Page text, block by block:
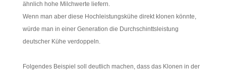
ähnlich hohe Milchwerte liefern.
Wenn man aber diese Hochleistungskühe direkt klonen könnte,
würde man in einer Generation die Durchschinttsleistung
deutscher Kühe verdoppeln.
Folgendes Beispiel soll deutlich machen, dass das Klonen in der